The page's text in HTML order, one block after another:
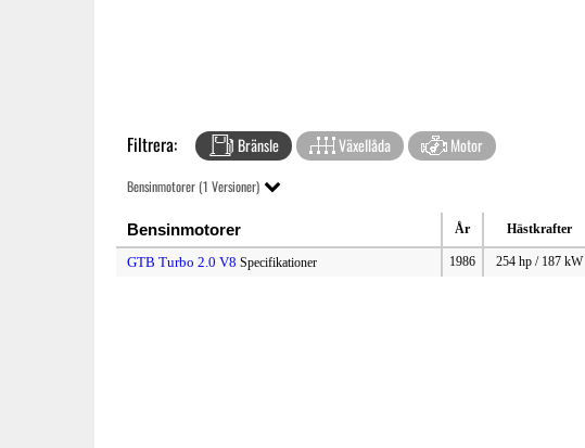
Filtrera: Bränsle Växellåda Motor
Bensinmotorer (1 Versioner)
Bensinmotorer År Hästkrafter
GTB Turbo 2.0 V8 Specifikationer 1986 254 hp / 187 kW